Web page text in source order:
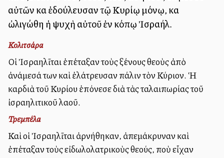
αὐτῶν καὶ ἐδούλευσαν τῷ Κυρίῳ μόνῳ, καὶ
ὠλιγώθη ἡ ψυχὴ αὐτοῦ ἐν κόπῳ Ἰσραήλ.
Κολιτσάρα
Οἱ Ἰσραηλῖται ἐπέταξαν τοὺς ξένους θεοὺς ἀπὸ
ἀνάμεσά των καὶ ἐλάτρευσαν πάλιν τὸν Κύριον. Ἡ
καρδιὰ τοῦ Κυρίου ἐπόνεσε διὰ τὰς ταλαιπωρίας τοῦ
ἰσραηλιτικοῦ λαοῦ.
Τρεμπέλα
Καὶ οἱ Ἰσραηλῖται ἀρνήθηκαν, ἀπεμάκρυναν καὶ
ἐπέταξαν τοὺς εἰδωλολατρικοὺς θεούς, ποὺ εἶχαν